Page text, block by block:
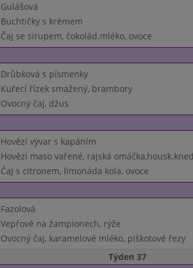
Gulášová
Buchtičky s krémem
Čaj se sirupem, čokolád.mléko, ovoce
Drůbková s písmenky
Kuřecí řízek smažený, brambory
Ovocný čaj, džus
Hovězí vývar s kapáním
Hovězí maso vařené, rajská
Čaj s citronem, limonáda kola, ovoce
Fazolová
Vepřové na žampionech, rýže
Ovocný čaj, karamelové mléko, piškotové řezy
Týden 37